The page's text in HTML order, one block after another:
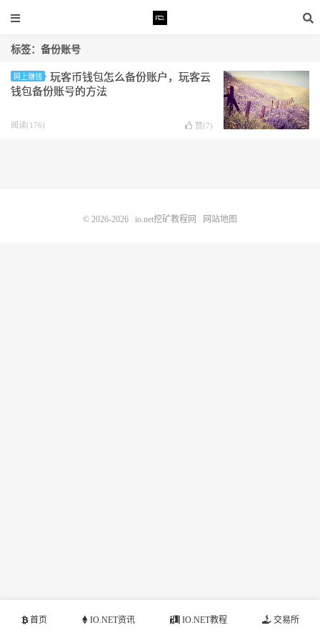
标签：备份账号
网上赚钱
玩客币钱包怎么备份账户，玩客云
钱包备份账号的方法
阅读(176) 赞(7)
首页 IO.NET资讯 IO.NET教程 交易所
© 2026-2026 io.net挖矿教程网 网站地图